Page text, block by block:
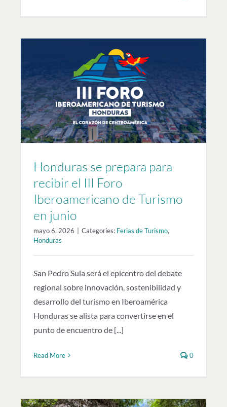
Honduras se prepara para
recibir el III Foro
Iberoamericano de Turismo
en junio
mayo 6, 2026 Categories: Ferias de Turismo,
Honduras
San Pedro Sula será el epicentro del debate
regional sobre innovación, sostenibilidad y
desarrollo del turismo en Iberoamérica
Honduras se alista para convertirse en el
punto de encuentro de [...]
Read More 0